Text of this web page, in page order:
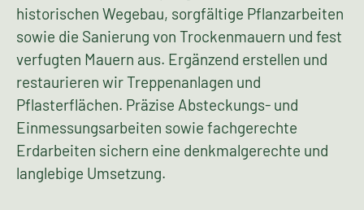
historischen Wegebau, sorgfältige Pflanzarbeiten
sowie die Sanierung von Trockenmauern und fest
verfugten Mauern aus. Ergänzend erstellen und
restaurieren wir Treppenanlagen und
Pflasterflächen. Präzise Absteckungs- und
Einmessungsarbeiten sowie fachgerechte
Erdarbeiten sichern eine denkmalgerechte und
langlebige Umsetzung.